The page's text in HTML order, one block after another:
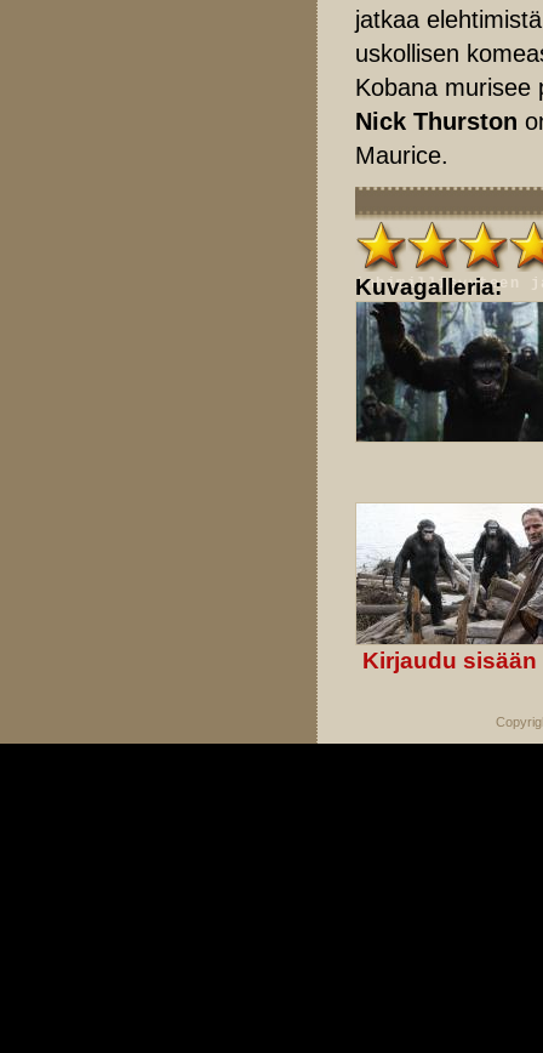
jatkaa
uskollisen
Kobana
Nick Thurston
Maurice.
Erinomaisen
täyttävä
inhimillisyyteen ja
Kuvagalleria:
Kirjaudu sisään